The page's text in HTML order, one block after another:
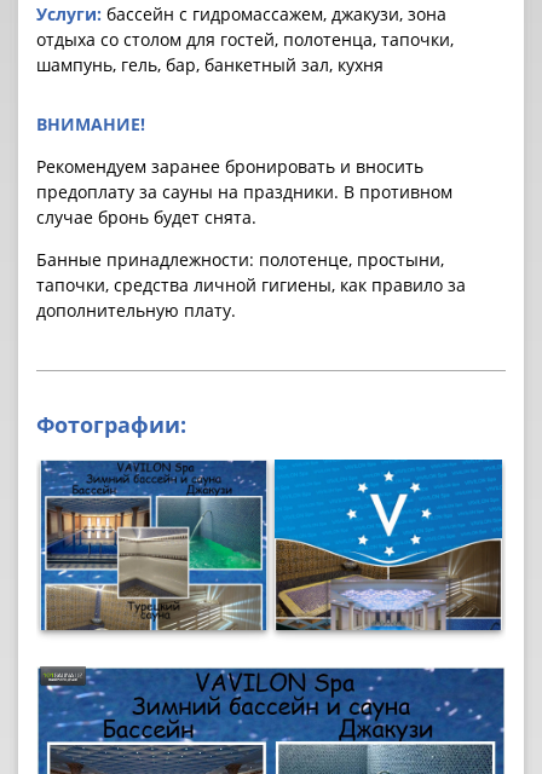
Услуги: бассейн с гидромассажем, джакузи, зона
отдыха со столом для гостей, полотенца, тапочки,
шампунь, гель, бар, банкетный зал, кухня
ВНИМАНИЕ!
Рекомендуем заранее бронировать и вносить
предоплату за cауны на праздники. В противном
случае бронь будет снята.
Банные принадлежности: полотенце, простыни,
тапочки, средства личной гигиены, как правило за
дополнительную плату.
Фотографии: